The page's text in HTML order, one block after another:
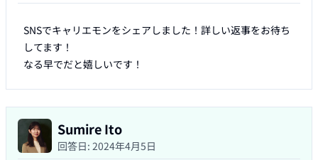
SNSでキャリエモンをシェアしました！詳しい返事をお待ち
してます！
なる早でだと嬉しいです！
Sumire Ito
回答日: 2024年4月5日